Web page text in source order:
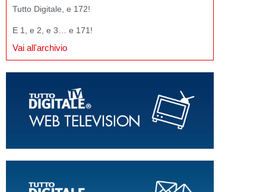
Tutto Digitale, e 172!
E 1, e 2, e 3… e 171!
Vai all'archivio